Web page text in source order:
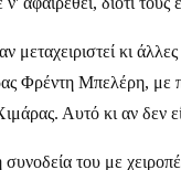
μεταχειριστεί κι
Φρέντη Μπελέρη, με
Αυτό κι αν δεν
του με